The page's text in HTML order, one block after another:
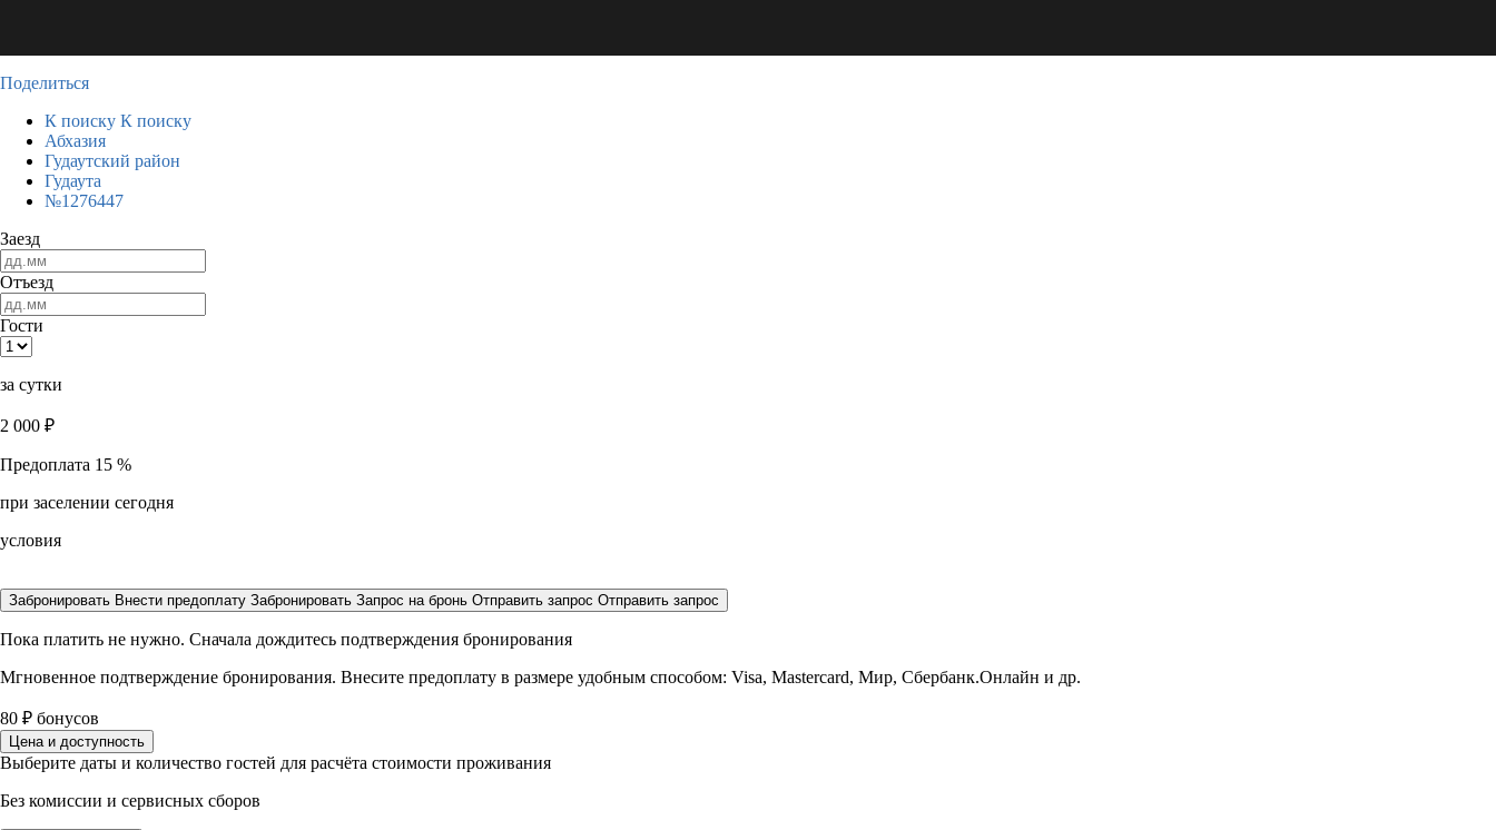
Поделиться
К поиску К поиску
Абхазия
Гудаутский район
Гудаута
№1276447
Заезд
Отъезд
Гости
за сутки
2 000 ₽
Предоплата 15 %
при заселении сегодня
условия
Забронировать Внести предоплату Забронировать Запрос на бронь Отправить запрос Отправить запрос
Пока платить не нужно. Сначала дождитесь подтверждения бронирования
Мгновенное подтверждение бронирования. Внесите предоплату в размере удобным способом: Visa, Mastercard, Мир, Сбербанк.Онлайн и др.
80 ₽ бонусов
Цена и доступность
Выберите даты и количество гостей для расчёта стоимости проживания
Без комиссии и сервисных сборов